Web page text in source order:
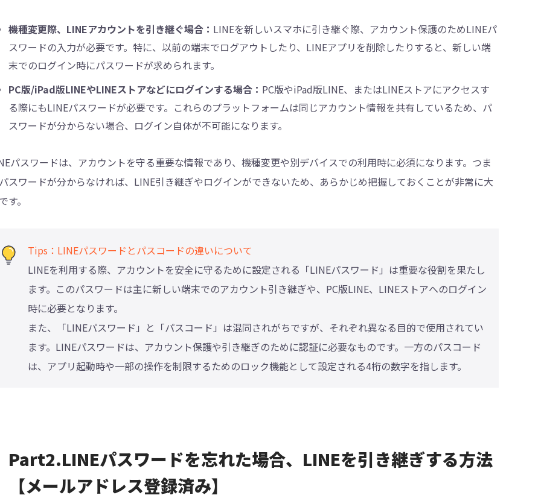
機種変更際、LINEアカウントを引き継ぐ場合： LINEを新しいスマホに引き継ぐ際、アカウント保護のためLINEパ
スワードの入力が必要です。特に、以前の端末でログアウトしたり、LINEアプリを削除したりすると、新しい端
末でのログイン時にパスワードが求められます。
PC版/iPad版LINEやLINEストアなどにログインする場合： PC版やiPad版LINE、またはLINEストアにアクセスす
る際にもLINEパスワードが必要です。これらのプラットフォームは同じアカウント情報を共有しているため、パ
スワードが分からない場合、ログイン自体が不可能になります。
パスワードは、アカウントを守る重要な情報であり、機種変更や別デバイスでの利用時に必須になります。つま
スワードが分からなければ、LINE引き継ぎやログインができないため、あらかじめ把握しておくことが非常に大
す。
Tips：LINEパスワードとパスコードの違いについて
LINEを利用する際、アカウントを安全に守るために設定される「LINEパスワード」は重要な役割を果たし
ます。このパスワードは主に新しい端末でのアカウント引き継ぎや、PC版LINE、LINEストアへのログイン
時に必要となります。
また、「LINEパスワード」と「パスコード」は混同されがちですが、それぞれ異なる目的で使用されてい
ます。LINEパスワードは、アカウント保護や引き継ぎのために認証に必要なものです。一方のパスコード
は、アプリ起動時や一部の操作を制限するためのロック機能として設定される4桁の数字を指します。
︎︎Part2.LINEパスワードを忘れた場合、LINEを引き継ぎする方法
【メールアドレス登録済み】